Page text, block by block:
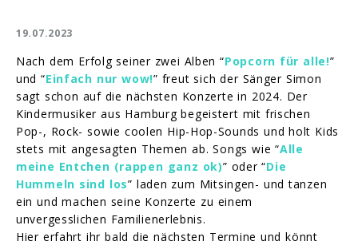
19.07.2023
Nach dem Erfolg seiner zwei Alben “Popcorn für alle!”
und “Einfach nur wow!” freut sich der Sänger Simon
sagt schon auf die nächsten Konzerte in 2024. Der
Kindermusiker aus Hamburg begeistert mit frischen
Pop-, Rock- sowie coolen Hip-Hop-Sounds und holt Kids
stets mit angesagten Themen ab. Songs wie “Alle
meine Entchen (rappen ganz ok)” oder “Die
Hummeln sind los” laden zum Mitsingen- und tanzen
ein und machen seine Konzerte zu einem
unvergesslichen Familienerlebnis.
Hier erfahrt ihr bald die nächsten Termine und könnt